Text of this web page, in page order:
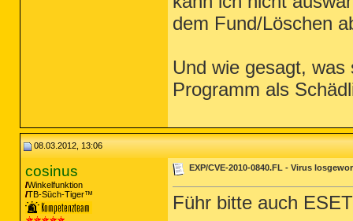
dem Fund/Löschen
Und wie gesagt,
Programm als
08.03.2012, 13:06
cosinus
Winkelfunktion
TB-Süch-Tiger™
EXP/CVE-2010-0840.FL - Virus
Führ bitte auch